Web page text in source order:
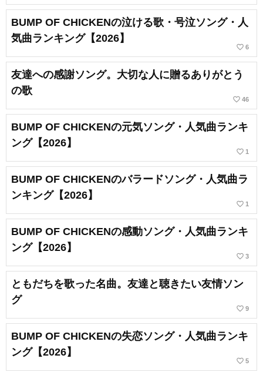
BUMP OF CHICKENの泣ける歌・号泣ソング・人
気曲ランキング【2026】
favorite_border 6
友達への感謝ソング。大切な人に贈るありがとう
の歌
favorite_border 46
BUMP OF CHICKENの元気ソング・人気曲ランキ
ング【2026】
favorite_border 1
BUMP OF CHICKENのバラードソング・人気曲ラ
ンキング【2026】
favorite_border 1
BUMP OF CHICKENの感動ソング・人気曲ランキ
ング【2026】
favorite_border 3
ともだちを歌った名曲。友達と聴きたい友情ソン
グ
favorite_border 9
BUMP OF CHICKENの失恋ソング・人気曲ランキ
ング【2026】
favorite_border 5